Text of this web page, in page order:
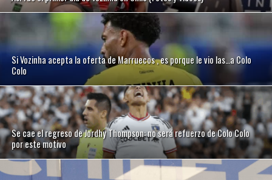
Si Vozinha acepta la oferta de Marruecos , es porque le vio las…a Colo
Colo
Se cae el regreso de Jordhy Thompson: no será refuerzo de Colo Colo
por este motivo